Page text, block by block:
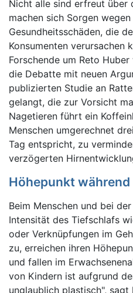
Nicht alle sind erfreut über
machen sich Sorgen
Gesundheitsschäden, die
Konsumenten verursachen
Forschende um Reto
die Debatte mit neuen
publizierten Studie an
gelangt, die zur Vorsicht
Nagetieren führt ein
Menschen umgerechnet
Tag entspricht, zu
verzögerten
Höhepunkt
Beim Menschen und bei
Intensität des Tiefschlafs
oder Verknüpfungen im
zu, erreichen ihren
und fallen im
von Kindern ist aufgrund
unglaublich plastisch", sagt